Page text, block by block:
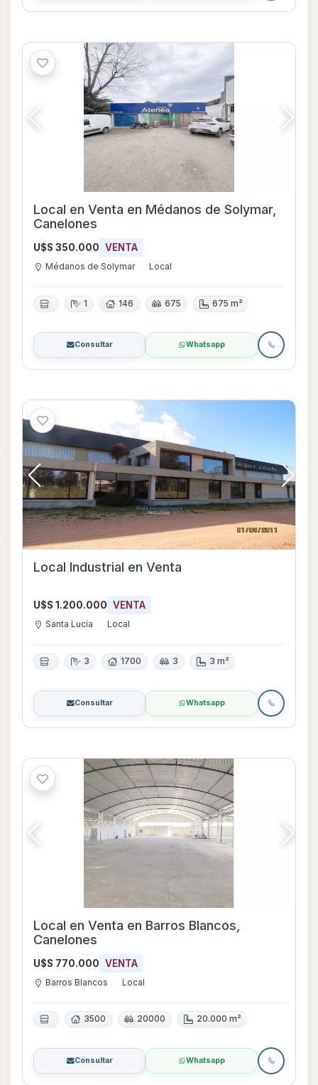
Local en Venta en Médanos de Solymar,
Canelones
U$S 350.000 VENTA
Médanos de Solymar Local
1 146 675 675 m²
Consultar Whatsapp
Local Industrial en Venta
U$S 1.200.000 VENTA
Santa Lucía Local
3 1700 3 3 m²
Consultar Whatsapp
Local en Venta en Barros Blancos,
Canelones
U$S 770.000 VENTA
Barros Blancos Local
3500 20000 20.000 m²
Consultar Whatsapp